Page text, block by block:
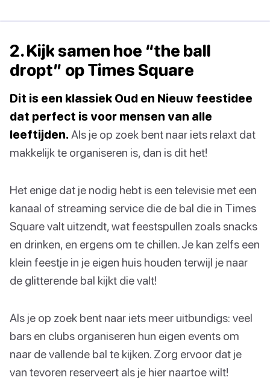
2. Kijk samen hoe “the ball
dropt” op Times Square
Dit is een klassiek Oud en Nieuw feestidee
dat perfect is voor mensen van alle
leeftijden. Als je op zoek bent naar iets relaxt dat
makkelijk te organiseren is, dan is dit het!
Het enige dat je nodig hebt is een televisie met een
kanaal of streaming service die de bal die in Times
Square valt uitzendt, wat feestspullen zoals snacks
en drinken, en ergens om te chillen. Je kan zelfs een
klein feestje in je eigen huis houden terwijl je naar
de glitterende bal kijkt die valt!
Als je op zoek bent naar iets meer uitbundigs: veel
bars en clubs organiseren hun eigen events om
naar de vallende bal te kijken. Zorg ervoor dat je
van tevoren reserveert als je hier naartoe wilt!